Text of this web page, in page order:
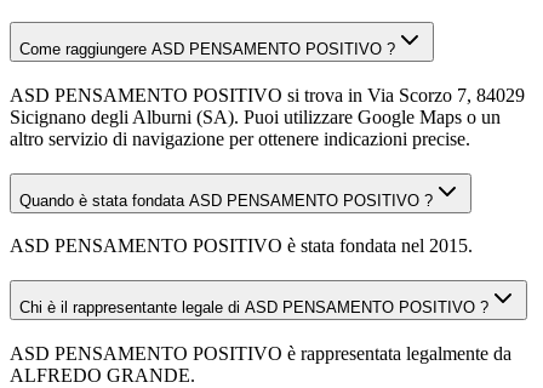
Come raggiungere ASD PENSAMENTO POSITIVO ?
ASD PENSAMENTO POSITIVO si trova in Via Scorzo 7, 84029
Sicignano degli Alburni (SA). Puoi utilizzare Google Maps o un
altro servizio di navigazione per ottenere indicazioni precise.
Quando è stata fondata ASD PENSAMENTO POSITIVO ?
ASD PENSAMENTO POSITIVO è stata fondata nel 2015.
Chi è il rappresentante legale di ASD PENSAMENTO POSITIVO ?
ASD PENSAMENTO POSITIVO è rappresentata legalmente da
ALFREDO GRANDE.